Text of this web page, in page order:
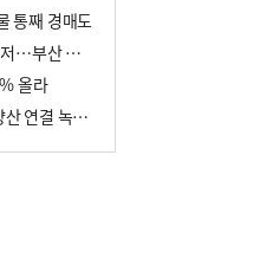
통째 경매도
전국 청약경쟁률 35개월 만에 최저…부산 미분양 ‘적체’ 심화
올라
부산 개금·당감동에 주거지-백양산 연결 녹지 조성